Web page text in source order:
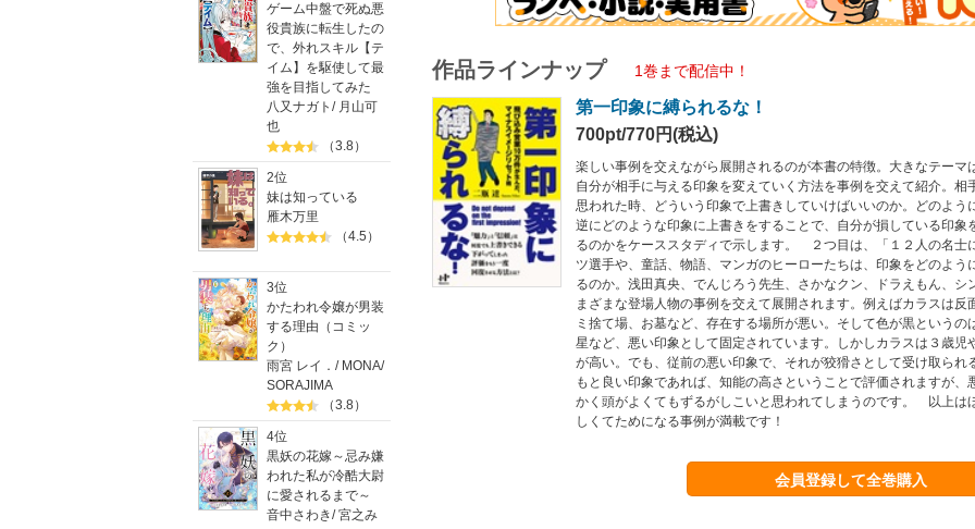
ゲーム中盤で死ぬ悪
役貴族に転生したの
で、外れスキル【テ
イム】を駆使して最
強を目指してみた
八又ナガト / 月山可
也
（3.8）
2位
妹は知っている
雁木万里
（4.5）
3位
かたわれ令嬢が男装
する理由（コミッ
ク）
雨宮 レイ． / MONA/
SORAJIMA
（3.8）
4位
黒妖の花嫁～忌み嫌
われた私が冷酷大尉
に愛されるまで～
音中さわき/宮之み
作品ラインナップ 1巻まで配信中！
第一印象に縛られるな！
700pt/770円(税込)
楽しい事例を交えながら展開されるのが本書の特徴。大きなテーマ
自分が相手に与える印象を変えていく方法を事例を交えて紹介。相
思われた時、どういう印象で上書きしていけばいいのか。どのよう
逆にどのような印象に上書きをすることで、自分が損している印象
るのかをケーススタディで示します。 ２つ目は、「１２人の名士
ツ選手や、童話、物語、マンガのヒーローたちは、印象をどのよう
るのか。浅田真央、でんじろう先生、さかなクン、ドラえもん、シ
まざまな登場人物の事例を交えて展開されます。例えばカラスは反
ミ捨て場、お墓など、存在する場所が悪い。そして色が黒というの
星など、悪い印象として固定されています。しかしカラスは３歳児
が高い。でも、従前の悪い印象で、それが狡猾さとして受け取られ
もと良い印象であれば、知能の高さということで評価されますが、
かく頭がよくてもずるがしこいと思われてしまうのです。 以上は
しくてためになる事例が満載です！
会員登録して全巻購入